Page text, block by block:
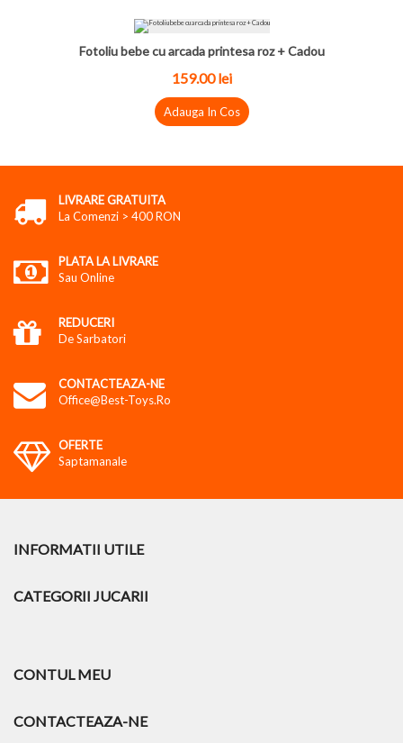
Fotoliu bebe cu arcada printesa roz + Cadou
159.00lei
Adauga In Cos
LIVRARE GRATUITA
La Comenzi > 400 RON
PLATA LA LIVRARE
Sau Online
REDUCERI
De Sarbatori
CONTACTEAZA-NE
Office@best-Toys.ro
OFERTE
Saptamanale
INFORMATII UTILE
CATEGORII JUCARII
CONTUL MEU
CONTACTEAZA-NE